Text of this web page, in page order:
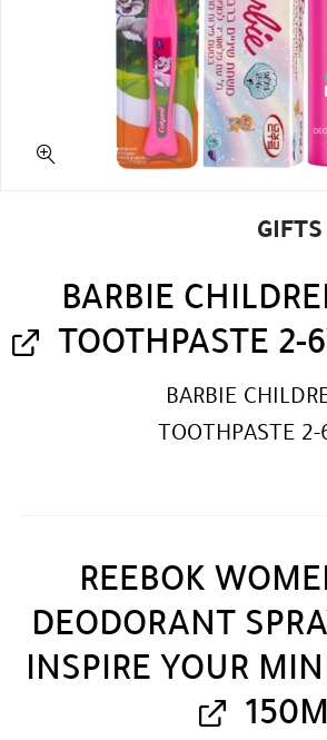
BARBIE
TOOTHPASTE 2-
BARBIE
TOOTHPASTE
REEBOK
DEODORANT
INSPIRE YOUR